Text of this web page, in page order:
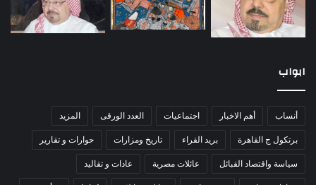
ابواب
أنساب أهم الاخبار اجتماعيات العدد الورقى المزيد
برتكول ج القاهرة بريد القراء تاريخ ومزارات حوارات و تقارير
سياسة واقتصاد القبائل عائلات مصرية عادات و تقاليد